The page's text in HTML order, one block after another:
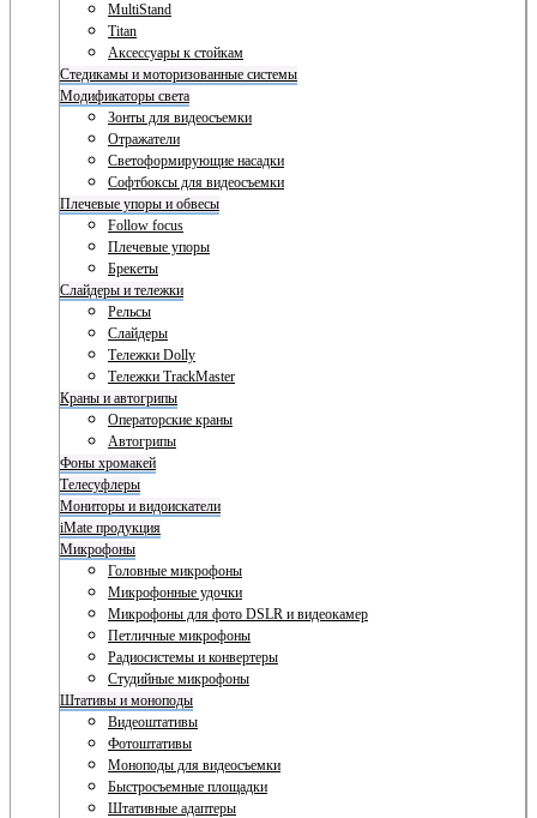
MultiStand
Titan
Аксессуары к стойкам
Стедикамы и моторизованные системы
Модификаторы света
Зонты для видеосъемки
Отражатели
Светоформирующие насадки
Софтбоксы для видеосъемки
Плечевые упоры и обвесы
Follow focus
Плечевые упоры
Брекеты
Слайдеры и тележки
Рельсы
Слайдеры
Тележки Dolly
Тележки TrackMaster
Краны и автогрипы
Операторские краны
Автогрипы
Фоны хромакей
Телесуфлеры
Мониторы и видоискатели
iMate продукция
Микрофоны
Головные микрофоны
Микрофонные удочки
Микрофоны для фото DSLR и видеокамер
Петличные микрофоны
Радиосистемы и конвертеры
Студийные микрофоны
Штативы и моноподы
Видеоштативы
Фотоштативы
Моноподы для видеосъемки
Быстросъемные площадки
Штативные адаптеры